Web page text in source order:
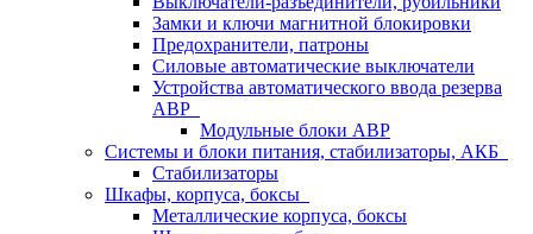
Замки и ключи магнитной блокировки
Предохранители, патроны
Силовые автоматические выключатели
Устройства автоматического ввода резерва
АВР
Модульные блоки АВР
Системы и блоки питания, стабилизаторы, АКБ
Стабилизаторы
Шкафы, корпуса, боксы
Металлические корпуса, боксы